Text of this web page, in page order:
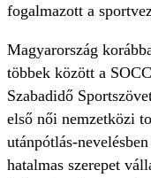
fogalmazott a
Magyarország
többek között a
Szabadidő
első női nemzetközi
utánpótlás-
hatalmas szerepet